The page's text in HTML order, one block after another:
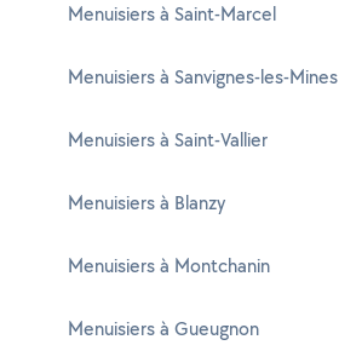
Menuisiers à Saint-Marcel
Menuisiers à Sanvignes-les-Mines
Menuisiers à Saint-Vallier
Menuisiers à Blanzy
Menuisiers à Montchanin
Menuisiers à Gueugnon